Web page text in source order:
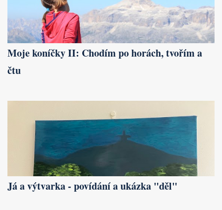
Moje koníčky II: Chodím po horách, tvořím a
čtu
Já a výtvarka - povídání a ukázka "děl"